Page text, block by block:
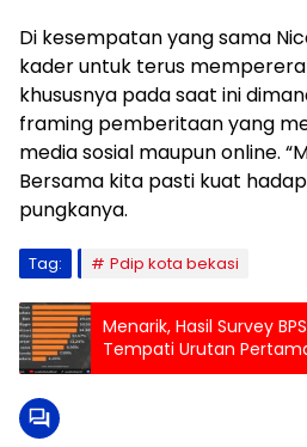
Di kesempatan yang sama
kader untuk terus
khususnya pada saat ini
framing pemberitaan yang
media sosial maupun online.
Bersama kita pasti kuat
pungkanya.
Tag: Pdip kota bekasi
Menarik, Hasil Survey
Tempati Urutan
Sarjana Terbanyak